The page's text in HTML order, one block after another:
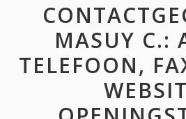
MASUY C.:
TELEFOON,